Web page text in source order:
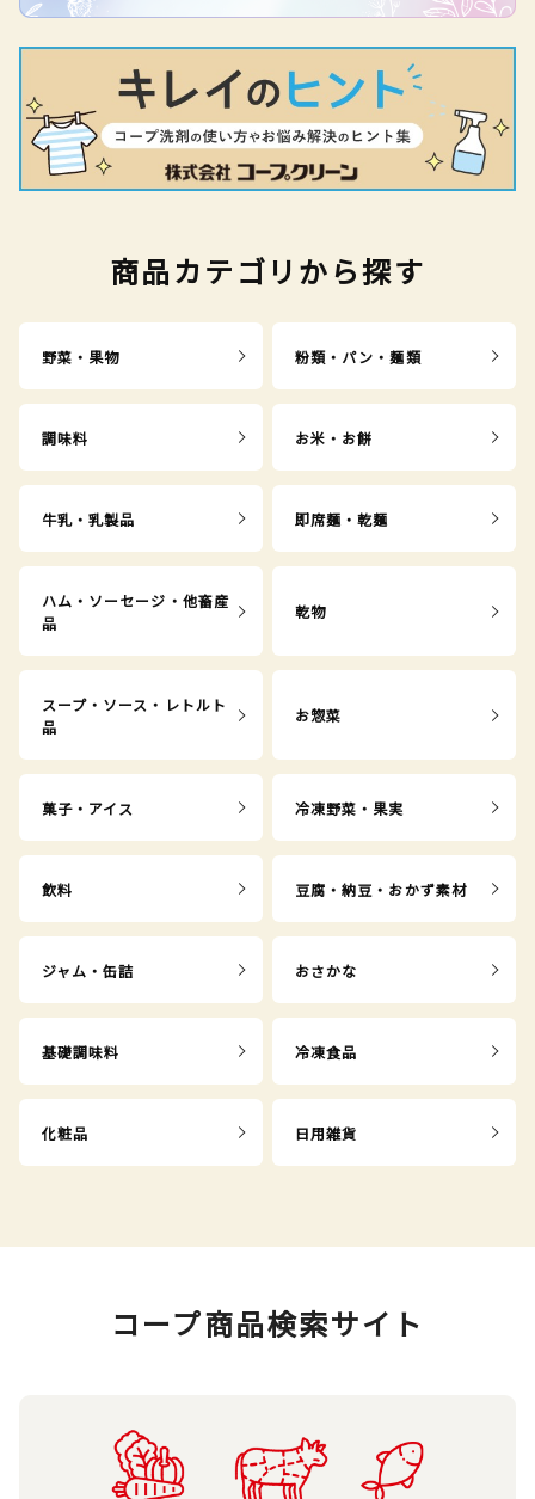
商品カテゴリから探す
野菜・果物 粉類・パン・麺類
調味料 お米・お餅
牛乳・乳製品 即席麺・乾麺
ハム・ソーセージ・他畜産
品
乾物
スープ・ソース・レトルト
品
お惣菜
菓子・アイス 冷凍野菜・果実
飲料 豆腐・納豆・おかず素材
ジャム・缶詰 おさかな
基礎調味料 冷凍食品
化粧品 日用雑貨
コープ商品検索サイト